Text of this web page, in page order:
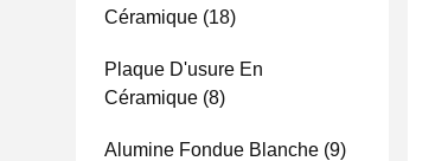
Céramique (18)
Plaque D'usure En
Céramique (8)
Alumine Fondue Blanche (9)